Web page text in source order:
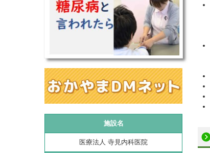
施設名
医療法人 寺見内科医院